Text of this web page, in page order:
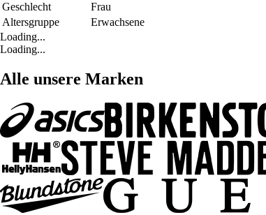
Geschlecht
Frau
Altersgruppe
Erwachsene
Loading...
Loading...
Alle unsere Marken